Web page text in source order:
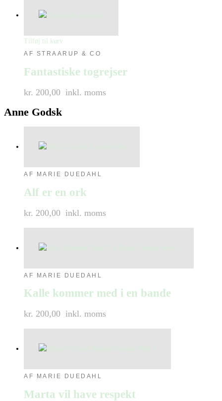
Tilføj til kurv
AF STRAARUP & CO
Fantastiske togrejser
kr. 200,00 inkl. moms
Anne Godsk
AF MARIE DUEDAHL
Alf er en ork
kr. 200,00 inkl. moms
AF MARIE DUEDAHL
Kalle kommer med i en bande
kr. 200,00 inkl. moms
AF MARIE DUEDAHL
Marta vil have respekt